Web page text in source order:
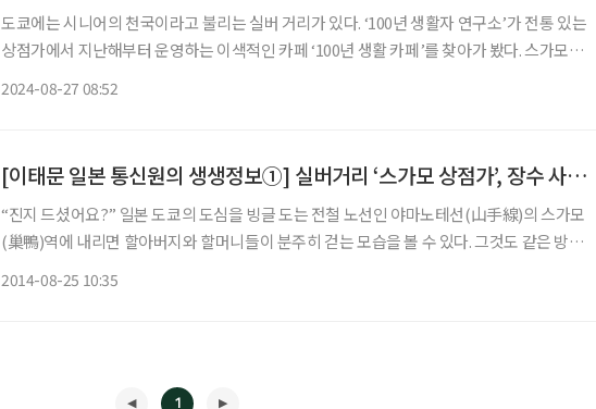
도쿄에는 시니어의 천국이라고 불리는 실버 거리가 있다. ‘100년 생활자 연구소’가 전통 있는
상점가에서 지난해부터 운영하는 이색적인 카페 ‘100년 생활 카페’를 찾아가 봤다. 스가모역
2024-08-27 08:52
[이태문 일본 통신원의 생생정보①] 실버거리 ‘스가모 상점가’, 장수 사회의 '쌩얼'
“진지 드셨어요?” 일본 도쿄의 도심을 빙글 도는 전철 노선인 야마노테선(山手線)의 스가모
(巢鴨)역에 내리면 할아버지와 할머니들이 분주히 걷는 모습을 볼 수 있다. 그것도 같은 방향
2014-08-25 10:35
1